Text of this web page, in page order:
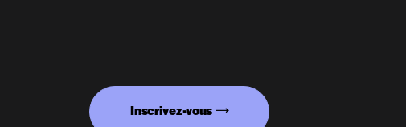
Inscrivez-vous